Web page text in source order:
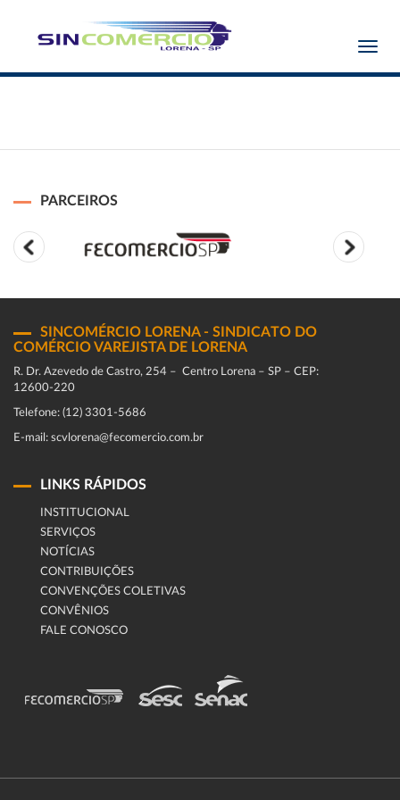
PARCEIROS
SINCOMÉRCIO LORENA - SINDICATO DO
COMÉRCIO VAREJISTA DE LORENA
R. Dr. Azevedo de Castro, 254 – Centro Lorena – SP – CEP:
12600-220
Telefone: (12) 3301-5686
E-mail: scvlorena@fecomercio.com.br
LINKS RÁPIDOS
INSTITUCIONAL
SERVIÇOS
NOTÍCIAS
CONTRIBUIÇÕES
CONVENÇÕES COLETIVAS
CONVÊNIOS
FALE CONOSCO